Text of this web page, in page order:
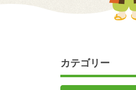
カテゴリー